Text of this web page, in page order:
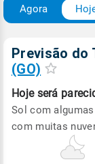
Agora
Previsão do
(GO)
Hoje será
Sol com
com muitas